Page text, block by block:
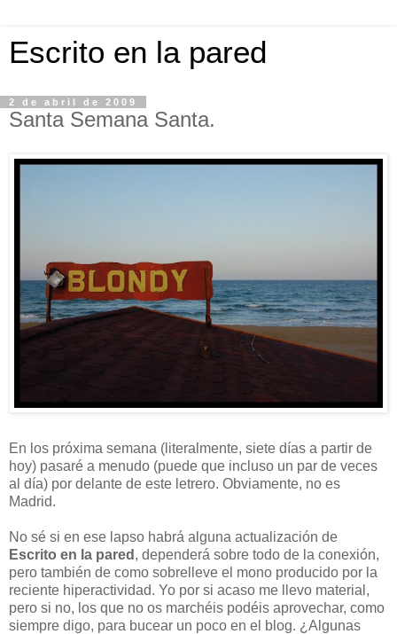
Escrito en la pared
2 de abril de 2009
Santa Semana Santa.
En los próxima semana (literalmente, siete días a partir de
hoy) pasaré a menudo (puede que incluso un par de veces
al día) por delante de este letrero. Obviamente, no es
Madrid.
No sé si en ese lapso habrá alguna actualización de
Escrito en la pared , dependerá sobre todo de la conexión,
pero también de como sobrelleve el mono producido por la
reciente hiperactividad. Yo por si acaso me llevo material,
pero si no, los que no os marchéis podéis aprovechar, como
siempre digo, para bucear un poco en el blog. ¿Algunas